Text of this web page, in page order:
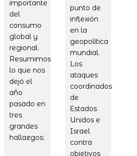
importante
del
consumo
global y
regional.
Resumimos
lo que nos
dejó el
año
pasado en
tres
grandes
hallazgos:
punto de
inflexión
en la
geopolítica
mundial.
Los
ataques
coordinados
de
Estados
Unidos e
Israel
contra
objetivos